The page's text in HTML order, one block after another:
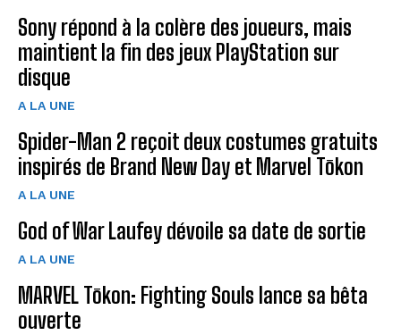
Sony répond à la colère des joueurs, mais
maintient la fin des jeux PlayStation sur
disque
A LA UNE
Spider-Man 2 reçoit deux costumes gratuits
inspirés de Brand New Day et Marvel Tōkon
A LA UNE
God of War Laufey dévoile sa date de sortie
A LA UNE
MARVEL Tōkon: Fighting Souls lance sa bêta
ouverte